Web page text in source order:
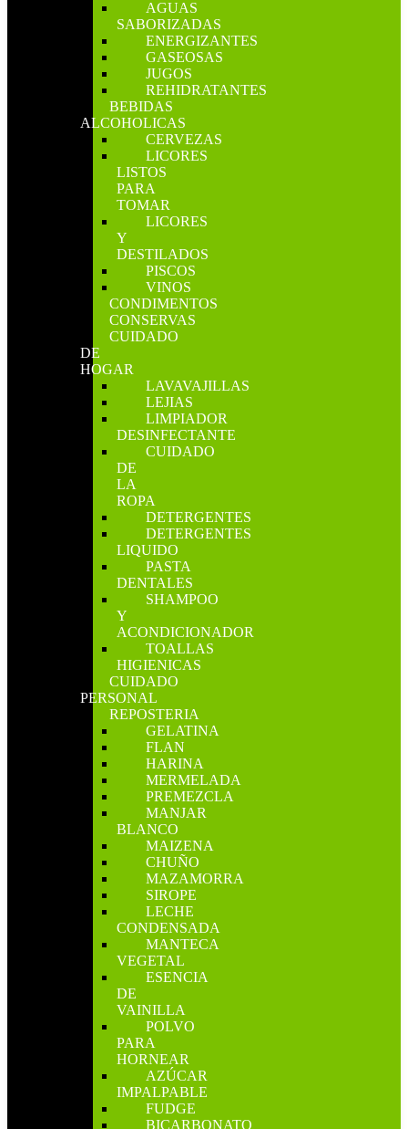
AGUAS
SABORIZADAS
ENERGIZANTES
GASEOSAS
JUGOS
REHIDRATANTES
BEBIDAS
ALCOHOLICAS
CERVEZAS
LICORES
LISTOS
PARA
TOMAR
LICORES
Y
DESTILADOS
PISCOS
VINOS
CONDIMENTOS
CONSERVAS
CUIDADO
DE
HOGAR
LAVAVAJILLAS
LEJIAS
LIMPIADOR
DESINFECTANTE
CUIDADO
DE
LA
ROPA
DETERGENTES
DETERGENTES
LIQUIDO
PASTA
DENTALES
SHAMPOO
Y
ACONDICIONADOR
TOALLAS
HIGIENICAS
CUIDADO
PERSONAL
REPOSTERIA
GELATINA
FLAN
HARINA
MERMELADA
PREMEZCLA
MANJAR
BLANCO
MAIZENA
CHUÑO
MAZAMORRA
SIROPE
LECHE
CONDENSADA
MANTECA
VEGETAL
ESENCIA
DE
VAINILLA
POLVO
PARA
HORNEAR
AZÚCAR
IMPALPABLE
FUDGE
BICARBONATO